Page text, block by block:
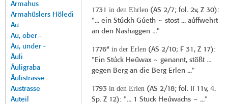
Armahus
Armahüslers Höledi
Au
Au, ober -
Au, under -
Äuli
Äuligraba
Äulistrasse
Austrasse
Auteil
1731 in den Ehrlen(AS 2/7; fol. 2v, Z 30):
"... ein Stúckh Gúeth ~ stost ... aúffwehrt
an den Nashaggen ..."
1776* in der Erlen(AS 2/10; F 31, Z 17):
"Ein Stúck Heüwax ~ genannt, stößt ...
gegen Berg an die Berg Erlen ..."
1793 in den Erlen(AS 2/18; fol. II 11v, 4.
Sp. Z 12): "... 1 Stuck Heúwachs ~ ..."